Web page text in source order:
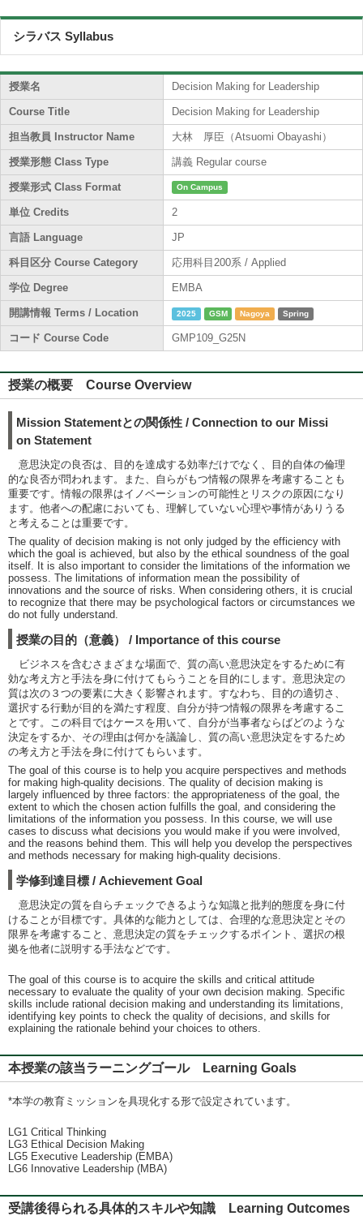
シラバス Syllabus
授業名 Decision Making for Leadership
Course Title Decision Making for Leadership
担当教員 Instructor Name 大林 厚臣（Atsuomi Obayashi）
授業形態 Class Type 講義 Regular course
授業形式 Class Format On Campus
単位 Credits 2
言語 Language JP
科目区分 Course Category 応用科目200系 / Applied
学位 Degree EMBA
開講情報 Terms / Location 2025 GSM Nagoya Spring
コード Course Code GMP109_G25N
授業の概要 Course Overview
Mission Statementとの関係性 / Connection to our Missi
on Statement
意思決定の良否は、目的を達成する効率だけでなく、目的自体の倫理
的な良否が問われます。また、自らがもつ情報の限界を考慮することも
重要です。情報の限界はイノベーションの可能性とリスクの原因になり
ます。他者への配慮においても、理解していない心理や事情がありうる
と考えることは重要です。
The quality of decision making is not only judged by the efficiency with
which the goal is achieved, but also by the ethical soundness of the goal
itself. It is also important to consider the limitations of the information we
possess. The limitations of information mean the possibility of
innovations and the source of risks. When considering others, it is crucial
to recognize that there may be psychological factors or circumstances we
do not fully understand.
授業の目的（意義） / Importance of this course
ビジネスを含むさまざまな場面で、質の高い意思決定をするために有
効な考え方と手法を身に付けてもらうことを目的にします。意思決定の
質は次の３つの要素に大きく影響されます。すなわち、目的の適切さ、
選択する行動が目的を満たす程度、自分が持つ情報の限界を考慮するこ
とです。この科目ではケースを用いて、自分が当事者ならばどのような
決定をするか、その理由は何かを議論し、質の高い意思決定をするため
の考え方と手法を身に付けてもらいます。
The goal of this course is to help you acquire perspectives and methods
for making high-quality decisions. The quality of decision making is
largely influenced by three factors: the appropriateness of the goal, the
extent to which the chosen action fulfills the goal, and considering the
limitations of the information you possess. In this course, we will use
cases to discuss what decisions you would make if you were involved,
and the reasons behind them. This will help you develop the perspectives
and methods necessary for making high-quality decisions.
学修到達目標 / Achievement Goal
意思決定の質を自らチェックできるような知識と批判的態度を身に付
けることが目標です。具体的な能力としては、合理的な意思決定とその
限界を考慮すること、意思決定の質をチェックするポイント、選択の根
拠を他者に説明する手法などです。
The goal of this course is to acquire the skills and critical attitude
necessary to evaluate the quality of your own decision making. Specific
skills include rational decision making and understanding its limitations,
identifying key points to check the quality of decisions, and skills for
explaining the rationale behind your choices to others.
本授業の該当ラーニングゴール Learning Goals
*本学の教育ミッションを具現化する形で設定されています。
LG1 Critical Thinking
LG3 Ethical Decision Making
LG5 Executive Leadership (EMBA)
LG6 Innovative Leadership (MBA)
受講後得られる具体的スキルや知識 Learning Outcomes